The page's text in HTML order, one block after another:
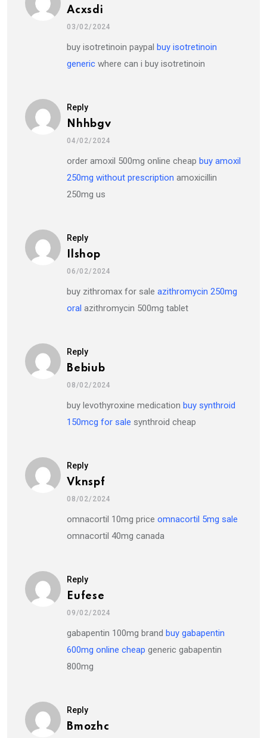
Acxsdi
03/02/2024
buy isotretinoin paypal buy isotretinoin
generic where can i buy isotretinoin
Reply
Nhhbgv
04/02/2024
order amoxil 500mg online cheap buy amoxil
250mg without prescription amoxicillin
250mg us
Reply
Ilshop
06/02/2024
buy zithromax for sale azithromycin 250mg
oral azithromycin 500mg tablet
Reply
Bebiub
08/02/2024
buy levothyroxine medication buy synthroid
150mcg for sale synthroid cheap
Reply
Vknspf
08/02/2024
omnacortil 10mg price omnacortil 5mg sale
omnacortil 40mg canada
Reply
Eufese
09/02/2024
gabapentin 100mg brand buy gabapentin
600mg online cheap generic gabapentin
800mg
Reply
Bmozhc